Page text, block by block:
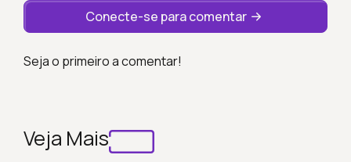
Conecte-se para comentar
Seja o primeiro a comentar!
Veja Mais